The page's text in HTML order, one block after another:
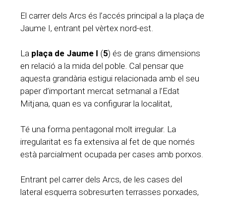
El carrer dels Arcs és l’accés principal a la plaça de
Jaume I, entrant pel vèrtex nord-est.
La plaça de Jaume I (5) és de grans dimensions
en relació a la mida del poble. Cal pensar que
aquesta grandària estigui relacionada amb el seu
paper d’important mercat setmanal a l’Edat
Mitjana, quan es va configurar la localitat,
Té una forma pentagonal molt irregular. La
irregularitat es fa extensiva al fet de que només
està parcialment ocupada per cases amb porxos.
Entrant pel carrer dels Arcs, de les cases del
lateral esquerra sobresurten terrasses porxades,